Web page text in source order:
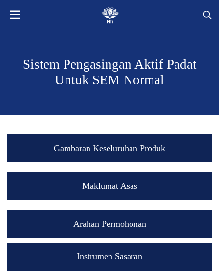
Sistem Pengasingan Aktif Padat
Untuk SEM Normal
Gambaran Keseluruhan Produk
Maklumat Asas
Arahan Permohonan
Instrumen Sasaran